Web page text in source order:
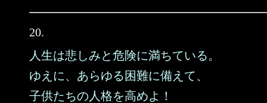
20.
人生は悲しみと危険に満ちている。
ゆえに、あらゆる困難に備えて、
子供たちの人格を高めよ！